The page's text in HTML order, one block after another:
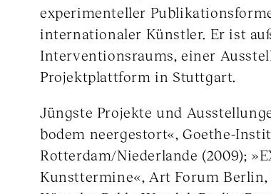
experimenteller
internationaler Künstler. Er ist
Interventionsraums, einer
Projektplattform in Stuttgart.
Jüngste Projekte und
bodem neergestort«, Goethe-
Rotterdam/Niederlande (2009);
Kunsttermine«, Art Forum Berlin,